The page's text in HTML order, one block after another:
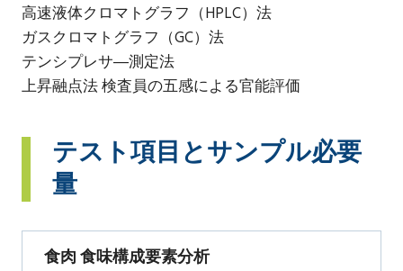
高速液体クロマトグラフ（HPLC）法
ガスクロマトグラフ（GC）法
テンシプレサ―測定法
上昇融点法 検査員の五感による官能評価
テスト項目とサンプル必要
量
食肉 食味構成要素分析